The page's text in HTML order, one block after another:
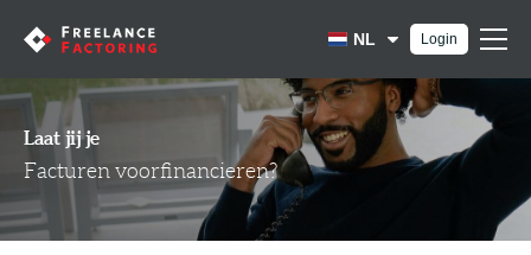
NL
EN
Login
Laat jij je
Facturen voorfinancieren?